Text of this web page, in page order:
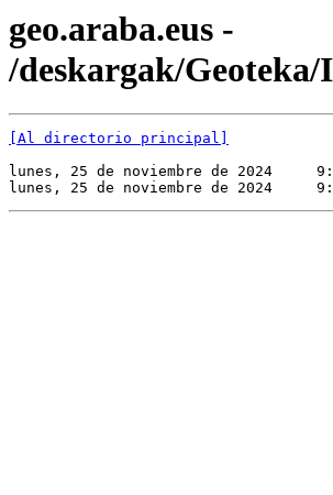
geo.araba.eus -
/deskargak/Geoteka/
[Al directorio principal]
lunes, 25 de noviembre de 2024
lunes, 25 de noviembre de 2024